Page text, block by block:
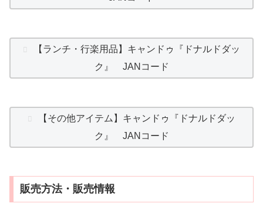
【ランチ・行楽用品】キャンドゥ『ドナルドダッ
ク』 JANコード
【その他アイテム】キャンドゥ『ドナルドダッ
ク』 JANコード
販売方法・販売情報